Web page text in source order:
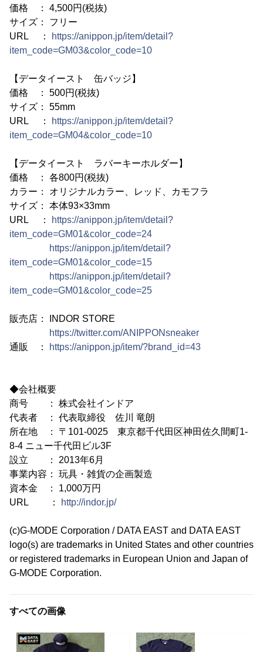
価格 ： 4,500円(税抜)
サイズ： フリー
URL ：
https://anippon.jp/item/detail?
item_code=GM03&color_code=10
【データイースト 缶バッジ】
価格 ： 500円(税抜)
サイズ： 55mm
URL ：
https://anippon.jp/item/detail?
item_code=GM04&color_code=10
【データイースト ラバーキーホルダー】
価格 ： 各800円(税抜)
カラー： オリジナルカラー、レッド、カモフラ
サイズ： 本体93×33mm
URL ：
https://anippon.jp/item/detail?
item_code=GM01&color_code=24
https://anippon.jp/item/detail?
item_code=GM01&color_code=15
https://anippon.jp/item/detail?
item_code=GM01&color_code=25
販売店： INDOR STORE
https://twitter.com/ANIPPONsneaker
通販 ：
https://anippon.jp/item/?brand_id=43
◆会社概要
商号 ： 株式会社インドア
代表者 ： 代表取締役 佐川 竜朗
所在地 ： 〒101-0025 東京都千代田区神田佐久間町1-
8-4 ニュー千代田ビル3F
設立 ： 2013年6月
事業内容： 玩具・雑貨の企画製造
資本金 ： 1,000万円
URL ：
http://indor.jp/
(c)G-MODE Corporation / DATA EAST and DATA EAST
logo(s) are trademarks in United States and other countries
or registered trademarks in European Union and Japan of
G-MODE Corporation.
すべての画像